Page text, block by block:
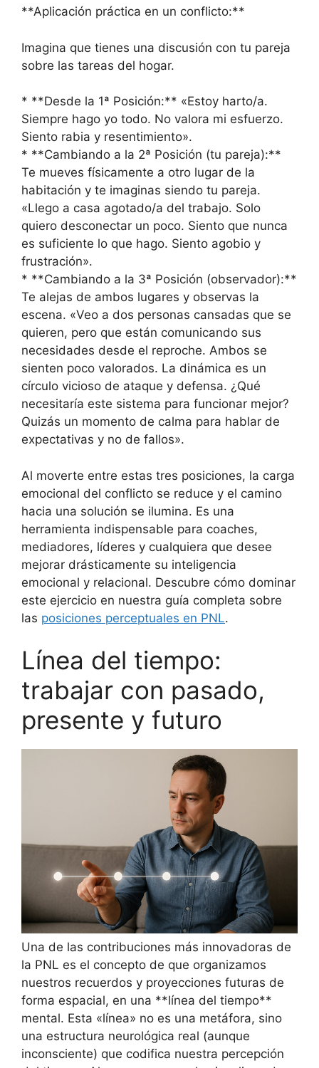
**Aplicación práctica en un conflicto:**
Imagina que tienes una discusión con tu pareja
sobre las tareas del hogar.
* **Desde la 1ª Posición:** «Estoy harto/a.
Siempre hago yo todo. No valora mi esfuerzo.
Siento rabia y resentimiento».
* **Cambiando a la 2ª Posición (tu pareja):**
Te mueves físicamente a otro lugar de la
habitación y te imaginas siendo tu pareja.
«Llego a casa agotado/a del trabajo. Solo
quiero desconectar un poco. Siento que nunca
es suficiente lo que hago. Siento agobio y
frustración».
* **Cambiando a la 3ª Posición (observador):**
Te alejas de ambos lugares y observas la
escena. «Veo a dos personas cansadas que se
quieren, pero que están comunicando sus
necesidades desde el reproche. Ambos se
sienten poco valorados. La dinámica es un
círculo vicioso de ataque y defensa. ¿Qué
necesitaría este sistema para funcionar mejor?
Quizás un momento de calma para hablar de
expectativas y no de fallos».
Al moverte entre estas tres posiciones, la carga
emocional del conflicto se reduce y el camino
hacia una solución se ilumina. Es una
herramienta indispensable para coaches,
mediadores, líderes y cualquiera que desee
mejorar drásticamente su inteligencia
emocional y relacional. Descubre cómo dominar
este ejercicio en nuestra guía completa sobre
las posiciones perceptuales en PNL.
Línea del tiempo:
trabajar con pasado,
presente y futuro
Una de las contribuciones más innovadoras de
la PNL es el concepto de que organizamos
nuestros recuerdos y proyecciones futuras de
forma espacial, en una **línea del tiempo**
mental. Esta «línea» no es una metáfora, sino
una estructura neurológica real (aunque
inconsciente) que codifica nuestra percepción